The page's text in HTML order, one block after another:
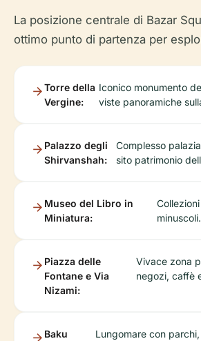
La posizione centrale di Bazar
ottimo punto di partenza per
Torre della
Vergine:
Iconico monumento
viste panoramiche
Palazzo degli
Shirvanshah:
Complesso
sito patrimonio
Museo del Libro in
Miniatura:
minuscoli.
Piazza delle
Fontane e Via
Nizami:
Vivace zona
negozi, caffè
Baku
Lungomare con